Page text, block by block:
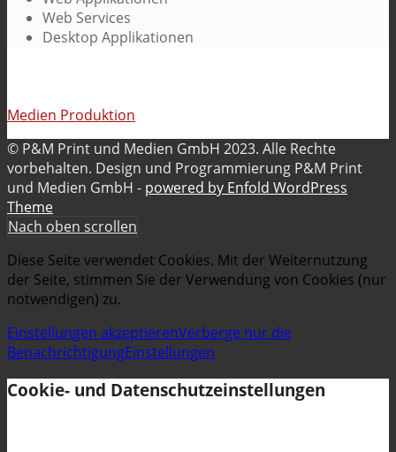
Web Services
Desktop Applikationen
Medien Produktion
© P&M Print und Medien GmbH 2023. Alle Rechte
vorbehalten. Design und Programmierung P&M Print
und Medien GmbH - powered by Enfold WordPress
Theme
Nach oben scrollen
Diese Seite verwendet Cookies. Mit der Weiternutzung
der Seite, stimmen Sie der Verwendung von Cookies (nur
notwendigen) zu.
Einstellungen akzeptierenVerberge nur die
BenachrichtigungEinstellungen
Cookie- und Datenschutzeinstellungen